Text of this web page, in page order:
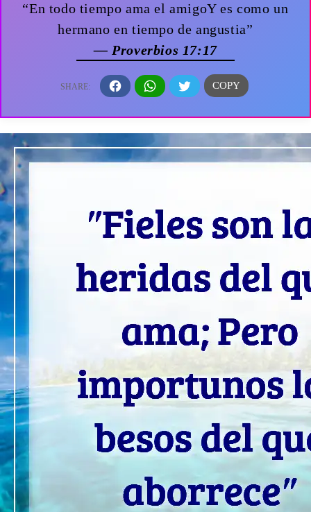
“En todo tiempo ama el amigoY es como un
hermano en tiempo de angustia”
— Proverbios 17:17